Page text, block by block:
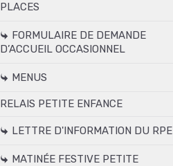
PLACES
FORMULAIRE DE DEMANDE
D’ACCUEIL OCCASIONNEL
MENUS
RELAIS PETITE ENFANCE
LETTRE D'INFORMATION DU RPE
MATINÉE FESTIVE PETITE